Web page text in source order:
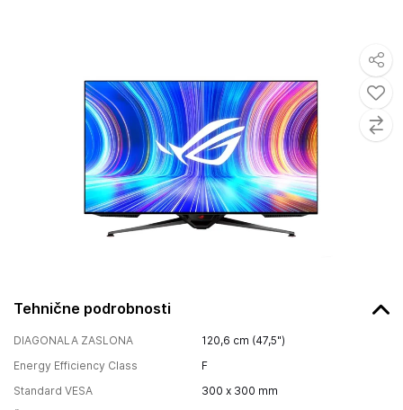
Tehnične podrobnosti
DIAGONALA ZASLONA
120,6 cm (47,5")
Energy Efficiency Class
F
Standard VESA
300 x 300 mm